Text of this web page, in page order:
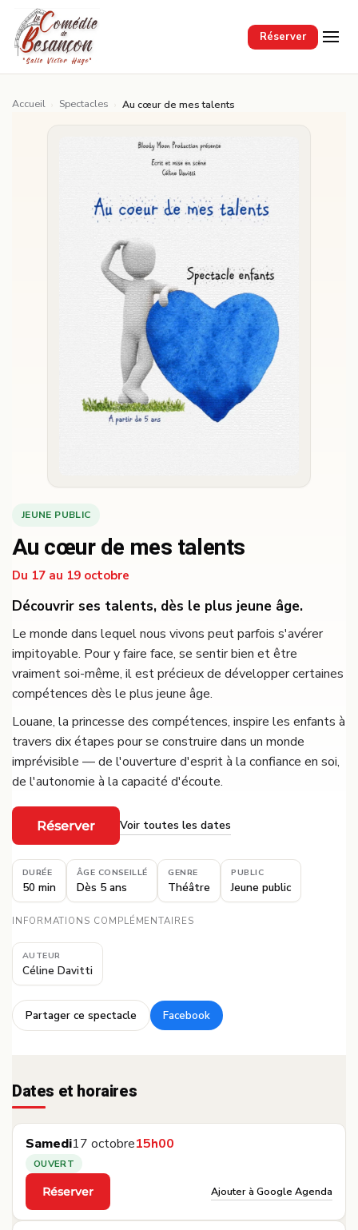
Réserver
Passer au contenu principal
Accueil Spectacles Au cœur de mes talents
JEUNE PUBLIC
Au cœur de mes talents
Du 17 au 19 octobre
Découvrir ses talents, dès le plus jeune âge.
Le monde dans lequel nous vivons peut parfois s'avérer
impitoyable. Pour y faire face, se sentir bien et être
vraiment soi-même, il est précieux de développer certaines
compétences dès le plus jeune âge.
Louane, la princesse des compétences, inspire les enfants à
travers dix étapes pour se construire dans un monde
imprévisible — de l'ouverture d'esprit à la confiance en soi,
de l'autonomie à la capacité d'écoute.
Réserver
·
Voir toutes les dates
DURÉE
50 min
ÂGE CONSEILLÉ
Dès 5 ans
GENRE
Théâtre
PUBLIC
Jeune public
INFORMATIONS COMPLÉMENTAIRES
AUTEUR
Céline Davitti
Partager ce spectacle
·
Facebook
Dates et horaires
Samedi17 octobre15h00
OUVERT
Réserver
·
Ajouter à Google Agenda